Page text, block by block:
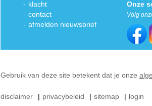
- klacht
- contact
- afmelden nieuwsbrief
Onze
Volg
Gebruik van deze site betekent dat je onze
disclaimer | privacybeleid | sitemap | login